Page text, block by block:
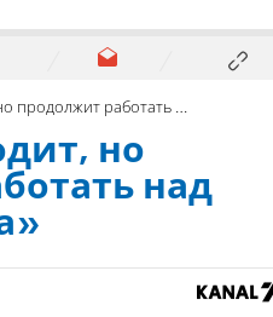
работать над «сделкой века»
но
над